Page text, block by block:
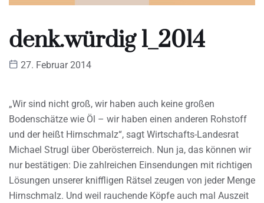
denk.würdig 1_2014
27. Februar 2014
„Wir sind nicht groß, wir haben auch keine großen
Bodenschätze wie Öl – wir haben einen anderen Rohstoff
und der heißt Hirnschmalz“, sagt Wirtschafts-Landesrat
Michael Strugl über Oberösterreich. Nun ja, das können wir
nur bestätigen: Die zahlreichen Einsendungen mit richtigen
Lösungen unserer kniffligen Rätsel zeugen von jeder Menge
Hirnschmalz. Und weil rauchende Köpfe auch mal Auszeit